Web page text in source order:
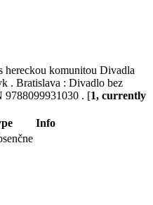
komunitou Divadla
. Bratislava : Divadlo bez
9788099931030 . [1, currently
Info